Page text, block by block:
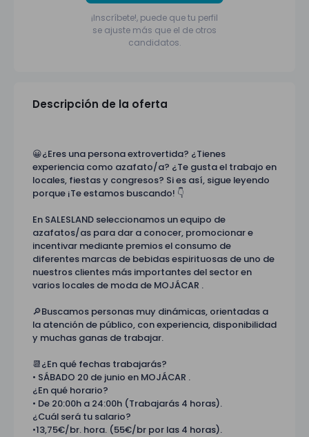
¡Inscríbete!, puede que tu perfil
se ajuste más que el de otros
candidatos.
Descripción de la oferta
😀¿Eres una persona extrovertida? ¿Tienes
experiencia como azafato/a? ¿Te gusta el trabajo en
locales, fiestas y congresos? Si es así, sigue leyendo
porque ¡Te estamos buscando! 👇
En SALESLAND seleccionamos un equipo de
azafatos/as para dar a conocer, promocionar e
incentivar mediante premios el consumo de
diferentes marcas de bebidas espirituosas de uno de
nuestros clientes más importantes del sector en
varios locales de moda de MOJÁCAR .
🔎Buscamos personas muy dinámicas, orientadas a
la atención de público, con experiencia, disponibilidad
y muchas ganas de trabajar.
📆¿En qué fechas trabajarás?
• SÁBADO 20 de junio en MOJÁCAR .
¿En qué horario?
• De 20:00h a 24:00h (Trabajarás 4 horas).
¿Cuál será tu salario?
•13,75€/br. hora. (55€/br por las 4 horas).